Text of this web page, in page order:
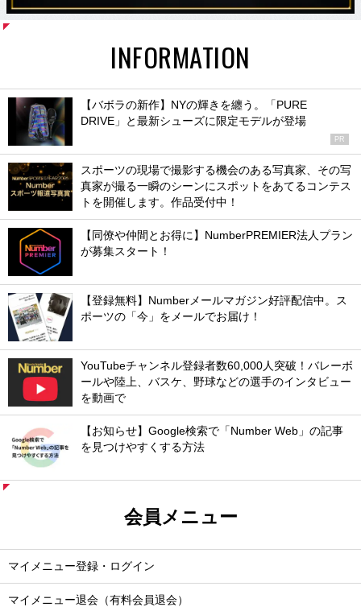
INFORMATION
【バボラの新作】NYの輝きを纏う。「PURE
DRIVE」と最新シューズに限定モデルが登場
PR
スポーツの現場で撮影する機会のある写真家、その写
真家が撮る一瞬のシーンにスポットをあてるコンテス
トを開催します。作品受付中！
【同僚や仲間とお得に】NumberPREMIER法人プラン
が募集スタート！
【登録無料】Numberメールマガジン好評配信中。ス
ポーツの「今」をメールでお届け！
YouTubeチャンネル登録者数60,000人突破！バレーボ
ールや陸上、バスケ、野球などの選手のインタビュー
を動画で
【お知らせ】Google検索で「Number Web」の記事
を見つけやすくする方法
会員メニュー
マイメニュー登録・ログイン
マイメニュー退会（有料会員退会）